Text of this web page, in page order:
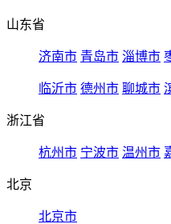
山东省
济南市 青岛市 淄博市
临沂市 德州市 聊城市
浙江省
杭州市 宁波市 温州市
北京
北京市